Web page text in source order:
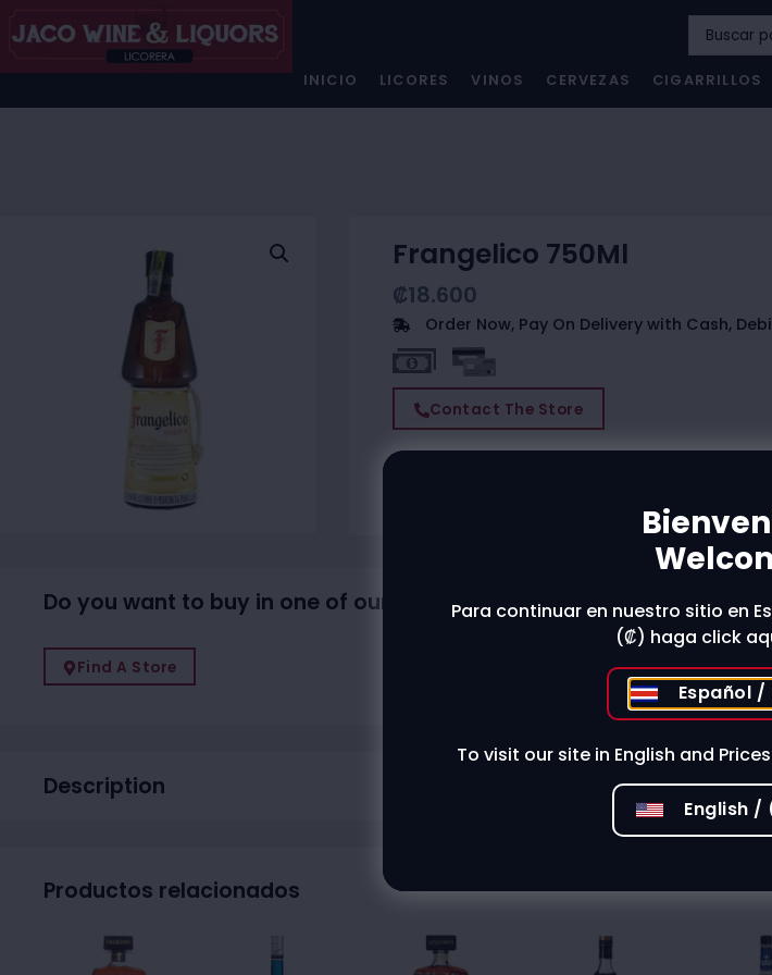
INICIO LICORES VINOS CERVEZAS CIGARRILLOS
Frangelico 750Ml
₡18.600
Order Now, Pay On Delivery with Cash,
Contact The Store
Do you want to buy in one of our physical stores?
Find A Store
Description
Productos relacionados
Para continuar en nuestro sitio en
(₡) haga click
Español /
To visit our site in English and
English /